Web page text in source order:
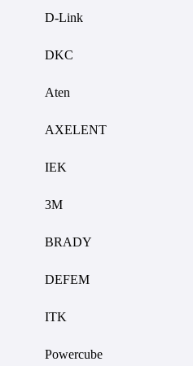
D-Link
DKC
Aten
AXELENT
IEK
3M
BRADY
DEFEM
ITK
Powercube